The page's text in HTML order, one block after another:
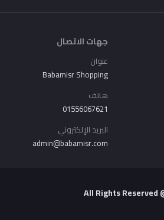
جهات الاتصال
عنوان
Babamisr Shopping
هاتف
01556067621
البريد الإلكتروني
admin@babamisr.com
All Rights Reserved